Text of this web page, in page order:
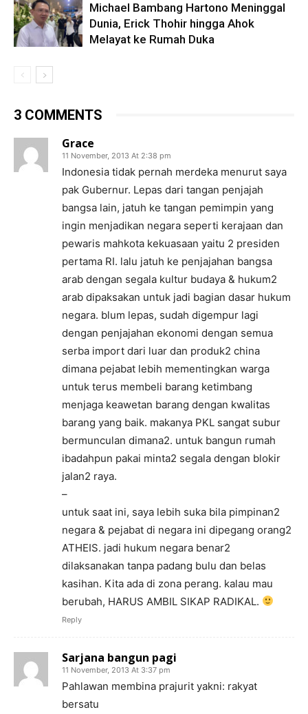
Michael Bambang Hartono Meninggal
Dunia, Erick Thohir hingga Ahok
Melayat ke Rumah Duka
3 COMMENTS
Grace
11 November, 2013 At 2:38 pm
Indonesia tidak pernah merdeka menurut saya
pak Gubernur. Lepas dari tangan penjajah
bangsa lain, jatuh ke tangan pemimpin yang
ingin menjadikan negara seperti kerajaan dan
pewaris mahkota kekuasaan yaitu 2 presiden
pertama RI. lalu jatuh ke penjajahan bangsa
arab dengan segala kultur budaya & hukum2
arab dipaksakan untuk jadi bagian dasar hukum
negara. blum lepas, sudah digempur lagi
dengan penjajahan ekonomi dengan semua
serba import dari luar dan produk2 china
dimana pejabat lebih mementingkan warga
untuk terus membeli barang ketimbang
menjaga keawetan barang dengan kwalitas
barang yang baik. makanya PKL sangat subur
bermunculan dimana2. untuk bangun rumah
ibadahpun pakai minta2 segala dengan blokir
jalan2 raya.
–
untuk saat ini, saya lebih suka bila pimpinan2
negara & pejabat di negara ini dipegang orang2
ATHEIS. jadi hukum negara benar2
dilaksanakan tanpa padang bulu dan belas
kasihan. Kita ada di zona perang. kalau mau
berubah, HARUS AMBIL SIKAP RADIKAL.
Reply
Sarjana bangun pagi
11 November, 2013 At 3:37 pm
Pahlawan membina prajurit yakni: rakyat
bersatu